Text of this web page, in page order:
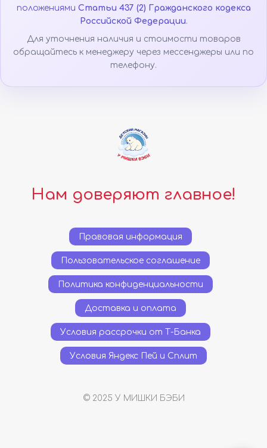
положениями Статьи 437 (2) Гражданского кодекса
Российской Федерации.
Для уточнения наличия и стоимости товаров
обращайтесь к менеджеру через мессенджеры или по
телефону.
Нам доверяют главное!
Правовая информация
Пользовательское соглашение
Политика конфиденциальности
Доставка и оплата
Условия рассрочки от Т-Банка
Условия Яндекс Пей и Сплит
© 2025 У МИШКИ БЭБИ